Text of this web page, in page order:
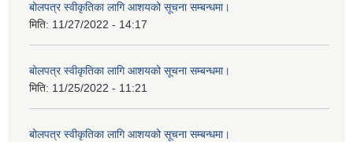
बोलपत्र स्वीकृतिका लागि आशयको सूचना सम्बन्धमा।
मिति: 11/27/2022 - 14:17
बोलपत्र स्वीकृतिका लागि आशयको सूचना सम्बन्धमा।
मिति: 11/25/2022 - 11:21
बोलपत्र स्वीकृतिका लागि आशयको सूचना सम्बन्धमा।